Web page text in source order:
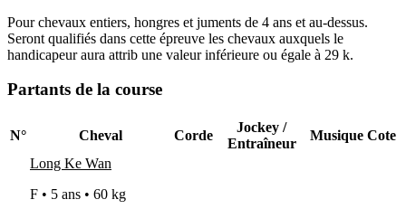
Pour chevaux entiers, hongres et juments de 4 ans et au-dessus.
Seront qualifiés dans cette épreuve les chevaux auxquels le
handicapeur aura attrib une valeur inférieure ou égale à 29 k.
Partants de la course
N° Cheval Corde
Jockey /
Entraîneur
Musique Cote
Long Ke Wan
F • 5 ans • 60 kg